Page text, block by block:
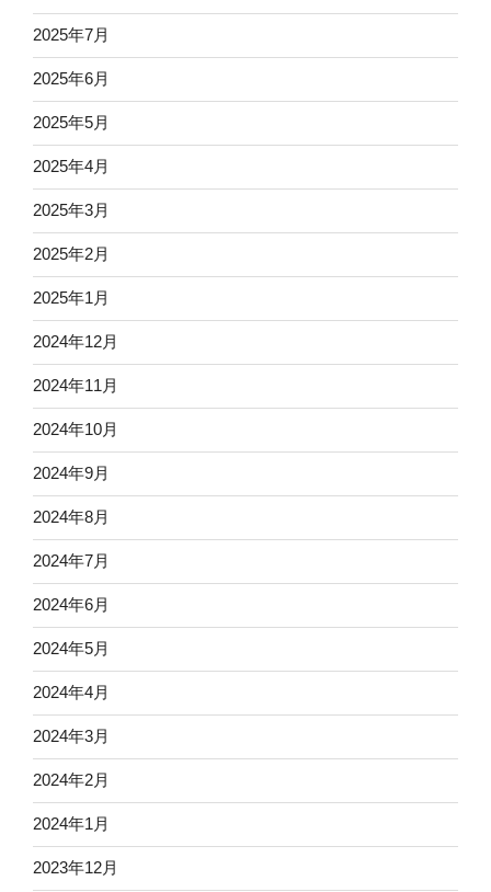
2025年7月
2025年6月
2025年5月
2025年4月
2025年3月
2025年2月
2025年1月
2024年12月
2024年11月
2024年10月
2024年9月
2024年8月
2024年7月
2024年6月
2024年5月
2024年4月
2024年3月
2024年2月
2024年1月
2023年12月